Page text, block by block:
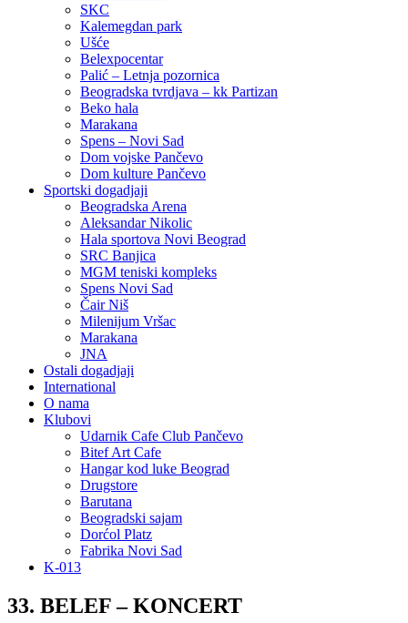
SKC
Kalemegdan park
Ušće
Belexpocentar
Palić – Letnja pozornica
Beogradska tvrdjava – kk Partizan
Beko hala
Marakana
Spens – Novi Sad
Dom vojske Pančevo
Dom kulture Pančevo
Sportski dogadjaji
Beogradska Arena
Aleksandar Nikolic
Hala sportova Novi Beograd
SRC Banjica
MGM teniski kompleks
Spens Novi Sad
Čair Niš
Milenijum Vršac
Marakana
JNA
Ostali dogadjaji
International
O nama
Klubovi
Udarnik Cafe Club Pančevo
Bitef Art Cafe
Hangar kod luke Beograd
Drugstore
Barutana
Beogradski sajam
Dorćol Platz
Fabrika Novi Sad
K-013
33. BELEF – KONCERT